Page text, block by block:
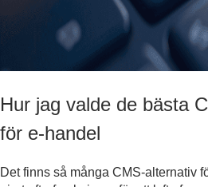
Hur jag valde de bästa
för e-handel
Det finns så många CMS-alternativ